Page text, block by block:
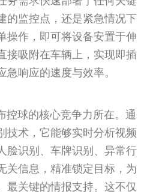
的监控点，还是紧急情况下
操作，即可将设备安置于伸
接吸附在车辆上，实现即插
急响应的速度与效率。
控球的核心竞争力所在。通
技术，它能够实时分析视频
脸识别、车牌识别、异常行
关信息，精准锁定目标，为
最关键的情报支持。这不仅